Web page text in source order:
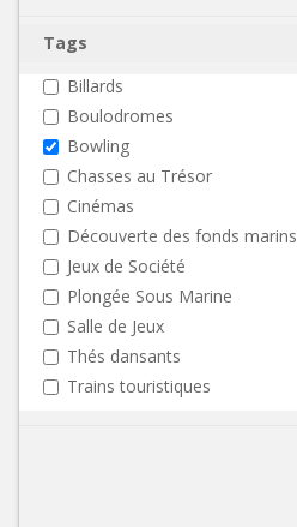
Tags
Billards
Boulodromes
Bowling
Chasses au Trésor
Cinémas
Découverte des fonds marins
Jeux de Société
Plongée Sous Marine
Salle de Jeux
Thés dansants
Trains touristiques